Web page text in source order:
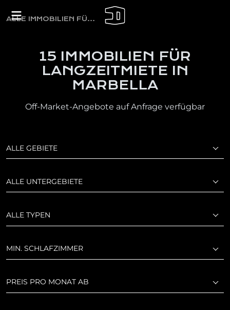
ALLE IMMOBILIEN FÜR LANGZEITMIETE
15 IMMOBILIEN FÜR
LANGZEITMIETE IN
MARBELLA
Off-Market-Angebote auf Anfrage verfügbar
ALLE GEBIETE
ALLE UNTERGEBIETE
ALLE TYPEN
MIN. SCHLAFZIMMER
PREIS PRO MONAT AB